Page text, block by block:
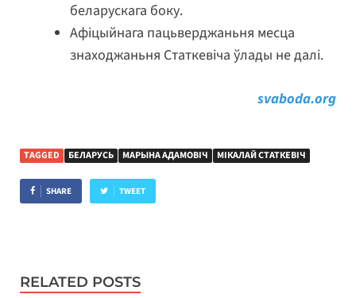
беларускага боку.
Афіцыйнага пацьверджаньня месца
знаходжаньня Статкевіча ўлады не далі.
svaboda.org
TAGGED БЕЛАРУСЬ МАРЫНА АДАМОВІЧ МІКАЛАЙ СТАТКЕВІЧ
SHARE TWEET
RELATED POSTS